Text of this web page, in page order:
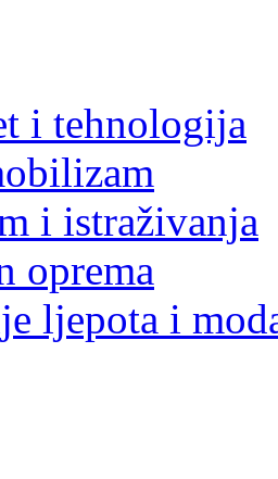
i tehnologija
i istraživanja
oprema
ljepota i